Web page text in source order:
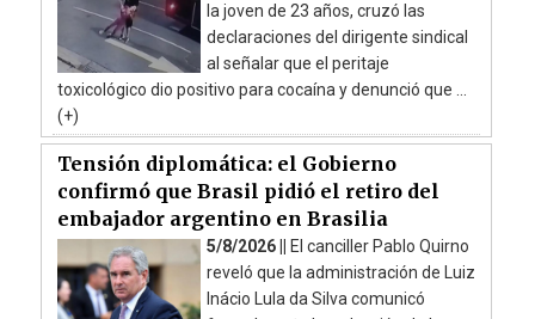
la joven de 23 años, cruzó las
declaraciones del dirigente sindical
al señalar que el peritaje
toxicológico dio positivo para cocaína y denunció que ...
(+)
Tensión diplomática: el Gobierno
confirmó que Brasil pidió el retiro del
embajador argentino en Brasilia
5/8/2026 ||
El canciller Pablo Quirno
reveló que la administración de Luiz
Inácio Lula da Silva comunicó